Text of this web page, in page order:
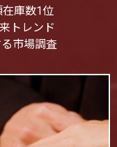
庫数1位
トレンド
市場調査